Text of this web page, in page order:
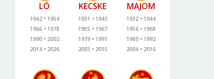
LÓ
1942
1954
1966
1978
1990
2002
2014
2026
KECSKE
1931
1943
1955
1967
1979
1991
2003
2015
MAJOM
1932
1944
1956
1968
1980
1992
2004
2016